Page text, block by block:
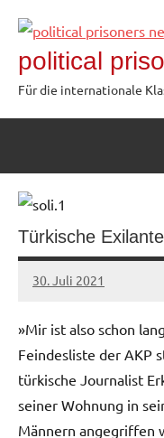
Inhalt
springen
political
Für die internationale
Türkische
30. Juli 2021
network
»Mir ist also schon
Feindesliste der AKP
türkische Journalist
seiner Wohnung in
Männern angegriffen